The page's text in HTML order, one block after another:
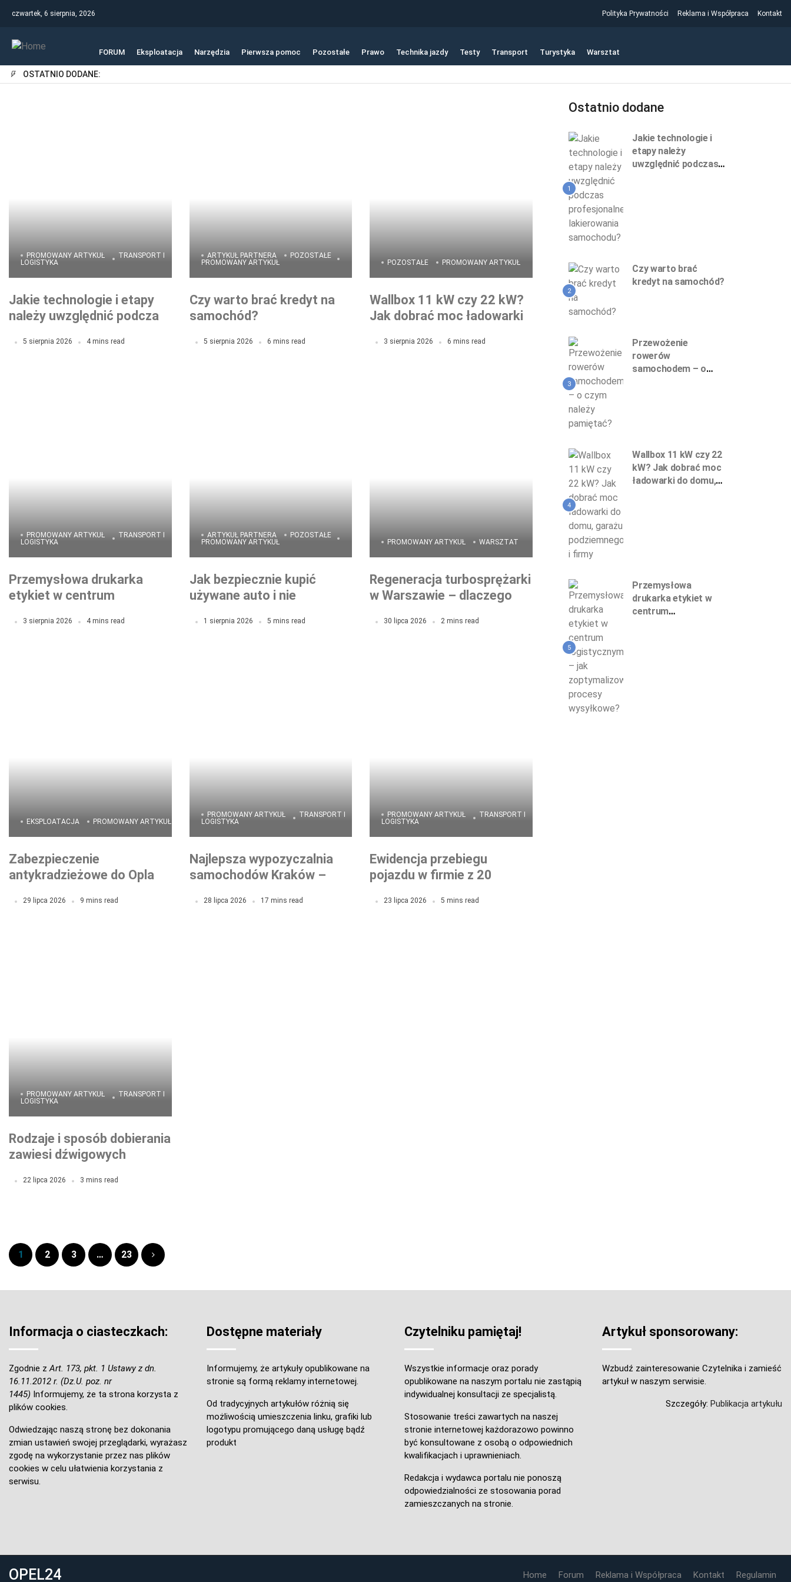
czwartek, 6 sierpnia, 2026 Polityka Prywatności Reklama i Współpraca Kontakt
FORUM Eksploatacja Narzędzia Pierwsza pomoc Pozostałe Prawo Technika jazdy Testy Transport Turystyka Warsztat
OSTATNIO DODANE:
PROMOWANY ARTYKUŁ
TRANSPORT I
LOGISTYKA
Jakie technologie i etapy
należy uwzględnić podczas
lakierowania samochodu?
5 sierpnia 2026 4 mins read
ARTYKUŁ PARTNERA
POZOSTAŁE
PROMOWANY ARTYKUŁ
Czy warto brać kredyt na
samochód?
5 sierpnia 2026 6 mins read
POZOSTAŁE PROMOWANY ARTYKUŁ
Wallbox 11 kW czy 22 kW?
Jak dobrać moc ładowarki
podziemnego i firmy
3 sierpnia 2026 6 mins read
PROMOWANY ARTYKUŁ
TRANSPORT I
LOGISTYKA
Przemysłowa drukarka
etykiet w centrum
zoptymalizować procesy
3 sierpnia 2026 4 mins read
ARTYKUŁ PARTNERA
POZOSTAŁE
PROMOWANY ARTYKUŁ
Jak bezpiecznie kupić
używane auto i nie
przedzakupowy krok po
1 sierpnia 2026 5 mins read
PROMOWANY ARTYKUŁ WARSZTAT
Regeneracja turbosprężarki
w Warszawie – dlaczego
serwis
30 lipca 2026 2 mins read
EKSPLOATACJA PROMOWANY ARTYKUŁ
Zabezpieczenie
antykradzieżowe do Opla –
auto przed kradzieżą „na
29 lipca 2026 9 mins read
PROMOWANY ARTYKUŁ
TRANSPORT I
LOGISTYKA
Najlepsza wypozyczalnia
samochodów Kraków –
28 lipca 2026 17 mins read
PROMOWANY ARTYKUŁ
TRANSPORT I
LOGISTYKA
Ewidencja przebiegu
pojazdu w firmie z 20
miesięcznie to naprawdę
23 lipca 2026 5 mins read
PROMOWANY ARTYKUŁ
TRANSPORT I
LOGISTYKA
Rodzaje i sposób dobierania
zawiesi dźwigowych
22 lipca 2026 3 mins read
1 2 3 … 23
Ostatnio dodane
1
Jakie technologie i
etapy należy
uwzględnić podczas
2
Czy warto brać
kredyt na samochód?
3
Przewożenie
rowerów
samochodem – o
4
Wallbox 11 kW czy 22
kW? Jak dobrać moc
ładowarki do domu,
5
Przemysłowa
drukarka etykiet w
centrum
Informacja o ciasteczkach:
Zgodnie zArt. 173, pkt. 1 Ustawy z dn.
16.11.2012 r. (Dz.U. poz. nr
1445) Informujemy, że ta strona korzysta z
plików cookies.
Odwiedzając naszą stronę bez dokonania
zmian ustawień swojej przeglądarki, wyrażasz
zgodę na wykorzystanie przez nas plików
cookies w celu ułatwienia korzystania z
serwisu.
Dostępne materiały
Informujemy, że artykuły opublikowane na
stronie są formą reklamy internetowej.
Od tradycyjnych artykułów różnią się
możliwością umieszczenia linku, grafiki lub
logotypu promującego daną usługę bądź
produkt
Czytelniku pamiętaj!
Wszystkie informacje oraz porady
opublikowane na naszym portalu nie zastąpią
indywidualnej konsultacji ze specjalistą.
Stosowanie treści zawartych na naszej
stronie internetowej każdorazowo powinno
być konsultowane z osobą o odpowiednich
kwalifikacjach i uprawnieniach.
Redakcja i wydawca portalu nie ponoszą
odpowiedzialności ze stosowania porad
zamieszczanych na stronie.
Artykuł sponsorowany:
Wzbudź zainteresowanie Czytelnika i zamieść
artykuł w naszym serwisie.
Szczegóły: Publikacja artykułu
OPEL24 Home Forum Reklama i Współpraca Kontakt Regulamin